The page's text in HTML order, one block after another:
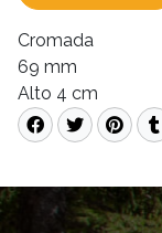
Cromada
69 mm
Alto 4 cm